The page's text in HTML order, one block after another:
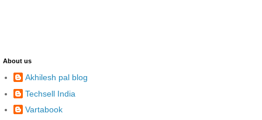
About us
Akhilesh pal blog
Techsell India
Vartabook